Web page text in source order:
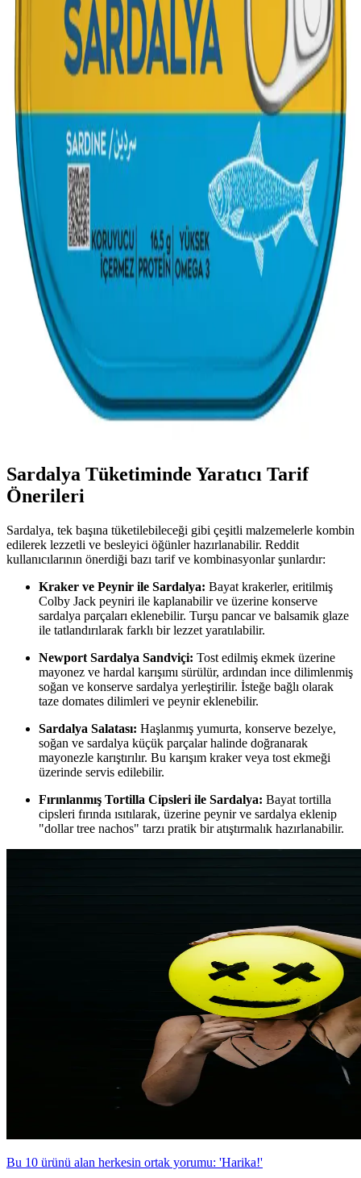
Genel Markalar'ın 275g sardalyası, doğal içerikleri ve lezzetiyle
sofralara sağlık katıyor. Zorluk çıkaran kapağı ve küçük boyutlarıyla
dikkat çekiyor, yüksek müşteri memnuniyeti sağlıyor.
2025'te Migros'ta Sardalya Keyfi: Taze Lezzet ve
Uygun Fiyatın Sırrı
Migros'ta taze ve konserve sardalya seçenekleriyle sağlıklı beslenin.
Fiyat avantajlarını ve alışveriş kolaylıklarını hemen öğrenin!
2025'te Migros'ta Sardalya: Tazelik ve Lezzetle
Sağlıklı Sofralar
2025'te Migros'ta taze sardalya fırsatlarını keşfedin, sağlıklı beslenin.
Hemen avantajları öğrenin ve sipariş verin! ! ! ! ! !
Sardalya Kilosu ve Fiyatları: Sağlıklı ve Ekonomik
Balık Seçenekleri
Sardalya fiyatları ve kilosu hakkında bilgi edin, sağlıklı ve ekonomik
balık tüketimi ile kalp sağlığını desteklemenin yollarını keşfet.
Sardalya Konservesi: Sağlıklı ve Pratik Balık
Seçenekleri Hakkında Bilgiler
Sardalya konservesi, omega-3 zengini ve pratik kullanımıyla sağlıklı
beslenmede öne çıkan bir seçenektir. Farklı çeşitleri ve kullanım
Sardalya Tüketiminde Yaratıcı Tarif
Önerileri
Sardalya, tek başına tüketilebileceği gibi çeşitli malzemelerle kombin
edilerek lezzetli ve besleyici öğünler hazırlanabilir. Reddit
kullanıcılarının önerdiği bazı tarif ve kombinasyonlar şunlardır:
Kraker ve Peynir ile Sardalya: Bayat krakerler, eritilmiş
Colby Jack peyniri ile kaplanabilir ve üzerine konserve
sardalya parçaları eklenebilir. Turşu pancar ve balsamik glaze
ile tatlandırılarak farklı bir lezzet yaratılabilir.
Newport Sardalya Sandviçi: Tost edilmiş ekmek üzerine
mayonez ve hardal karışımı sürülür, ardından ince dilimlenmiş
soğan ve konserve sardalya yerleştirilir. İsteğe bağlı olarak
taze domates dilimleri ve peynir eklenebilir.
Sardalya Salatası: Haşlanmış yumurta, konserve bezelye,
soğan ve sardalya küçük parçalar halinde doğranarak
mayonezle karıştırılır. Bu karışım kraker veya tost ekmeği
üzerinde servis edilebilir.
Fırınlanmış Tortilla Cipsleri ile Sardalya: Bayat tortilla
cipsleri fırında ısıtılarak, üzerine peynir ve sardalya eklenip
"dollar tree nachos" tarzı pratik bir atıştırmalık hazırlanabilir.
Bu 10 ürünü alan herkesin ortak yorumu: 'Harika!'